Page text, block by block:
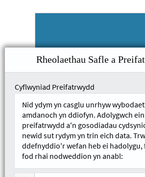
Diben ein gweithdrefn
faterion perfformiad staff,
Os oes gennych gŵyn,
Os yw'r mater yn gyfredol
Dylech nodi eich bod yn
Rheolaethau Safle a
Cyflwyniad Preifatrwydd
Nid ydym yn casglu unrhyw
amdanoch yn ddiofyn. Adolygwch
preifatrwydd a'n gosodiadau
newid sut rydym yn trin eich data.
ddefnyddio'r wefan heb ei hadolygu,
fod rhai nodweddion yn anabl: